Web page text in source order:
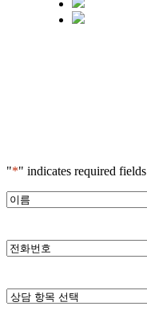
"*" indicates required fields
이*
전
호
*
상*